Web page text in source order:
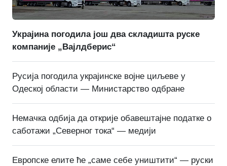
Украјина погодила још два складишта руске
компаније „Вајлдберис“
Русија погодила украјинске војне циљеве у
Одеској области — Министарство одбране
Немачка одбија да открије обавештајне податке о
саботажи „Северног тока“ — медији
Европске елите ће „саме себе уништити“ — руски